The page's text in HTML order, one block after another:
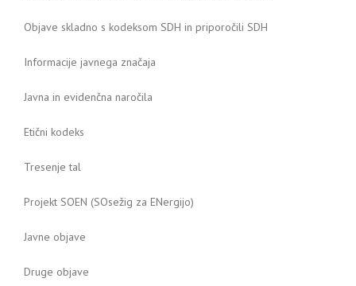
Objave skladno s kodeksom SDH in priporočili SDH
Informacije javnega značaja
Javna in evidenčna naročila
Etični kodeks
Tresenje tal
Projekt SOEN (SOsežig za ENergijo)
Javne objave
Druge objave